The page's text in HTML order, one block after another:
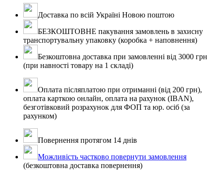
Доставка по всій Україні Новою поштою
БЕЗКОШТОВНЕ пакування замовлень в захисну
транспортувальну упаковку (коробка + наповнення)
Безкоштовна доставка при замовленні від 3000 грн
(при навності товару на 1 складі)
Оплата післяплатою при отриманні (від 200 грн),
оплата карткою онлайн, оплата на рахунок (IBAN),
безготівковий розрахунок для ФОП та юр. осіб (за
рахунком)
Повернення протягом 14 днів
Можливість частково повернути замовлення
(безкоштовна доставка повернення)